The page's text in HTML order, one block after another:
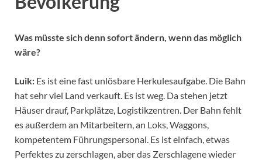
Was müsste sich denn sofort ändern, wenn das möglich
wäre?
Luik: Es ist eine fast unlösbare Herkulesaufgabe. Die Bahn
hat sehr viel Land verkauft. Es ist weg. Da stehen jetzt
Häuser drauf, Parkplätze, Logistikzentren. Der Bahn fehlt
es außerdem an Mitarbeitern, an Loks, Waggons,
kompetentem Führungspersonal. Es ist einfach, etwas
Perfektes zu zerschlagen, aber das Zerschlagene wieder